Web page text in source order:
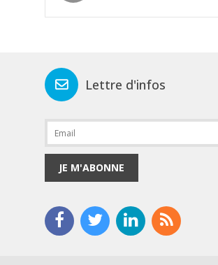
Lettre d'infos
JE M'ABONNE